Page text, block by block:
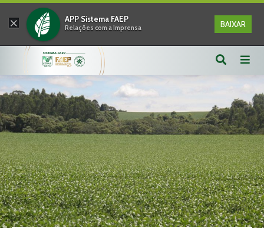
× APP Sistema FAEP
Relações com a Imprensa BAIXAR